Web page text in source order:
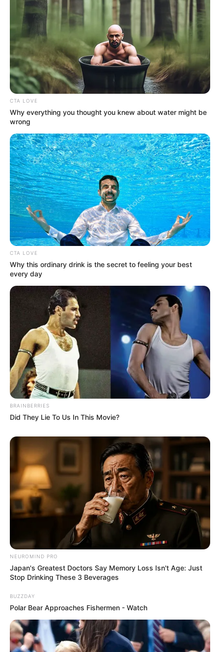
Bikin Ngakak, 10 Potret
Cosplay Murah Pakai Bahan
Seadanya
Anti Mainstream, 10 Cara
Membawa Barang Belanjaan
Versi Warga Thailand
Langka Banget! 10 Pose Lucu
Katak yang Bikin Ketawa
Gemes
Ambyar! 10 Kalimat Baper
Pakai Bahasa Jawa Ini Bikin
Galau Abis
Fail! 10 Potret Makanan Gagal
Dimasak yang Bikin Kamu
Nggak Selera
10 Pose Manekin Anti
Banget
CTA LOVE
Why everything you thought you knew about water might be
wrong
CTA LOVE
Why this ordinary drink is the secret to feeling your best
every day
BRAINBERRIES
Did They Lie To Us In This Movie?
NEUROMIND PRO
Japan's Greatest Doctors Say Memory Loss Isn't Age: Just
Stop Drinking These 3 Beverages
BUZZDAY
Polar Bear Approaches Fishermen - Watch